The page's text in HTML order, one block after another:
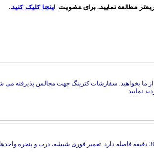
مطالعه نمایید. برای عضویت اینجا کلیک کنید.
از ما بخواهید. سفارشات کترینگ جهت مجالس پذیرفته
نمایید.
در هرکجای تورنتو که هستید گلوبال گلاس با شما 30 دقیقه فاصله دارد. تعمیر فوری شیشه،